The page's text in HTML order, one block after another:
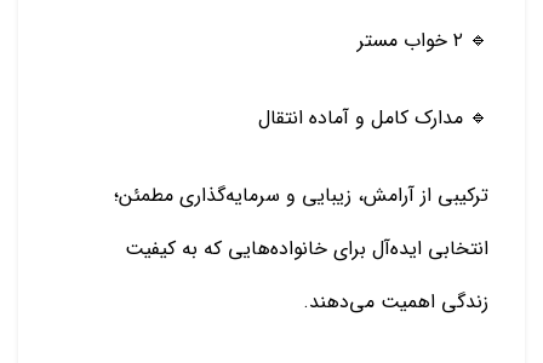
🔹 ۲ خواب مستر
🔹 مدارک کامل و آماده انتقال
ترکیبی از آرامش، زیبایی و سرمایه‌گذاری مطمئن؛
انتخابی ایده‌آل برای خانواده‌هایی که به کیفیت
زندگی اهمیت می‌دهند.